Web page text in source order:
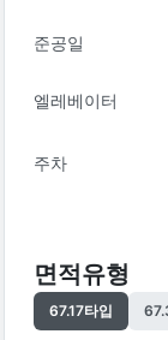
준공일
엘레베이터
주차
면적유형
67.17타입